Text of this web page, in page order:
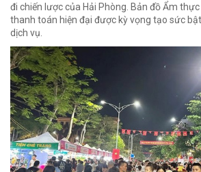
đi chiến lược của Hải Phòng. Bản đồ Ẩm
thanh toán hiện đại được kỳ vọng tạo sức
dịch vụ.